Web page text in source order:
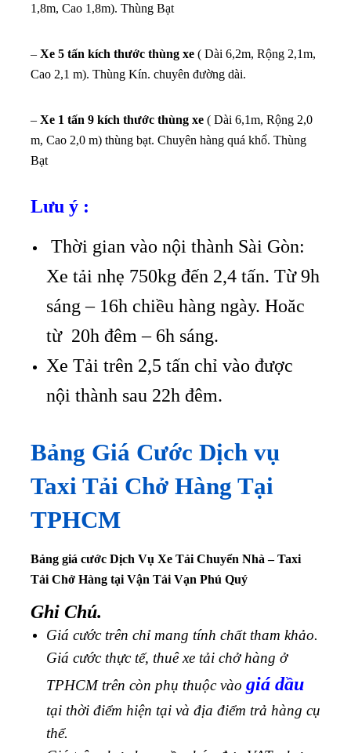
1,8m, Cao 1,8m). Thùng Bạt
– Xe 5 tấn kích thước thùng xe ( Dài 6,2m, Rộng 2,1m,
Cao 2,1 m). Thùng Kín. chuyên đường dài.
– Xe 1 tấn 9 kích thước thùng xe ( Dài 6,1m, Rộng 2,0
m, Cao 2,0 m) thùng bạt. Chuyên hàng quá khổ. Thùng
Bạt
Lưu ý :
Thời gian vào nội thành Sài Gòn:
Xe tải nhẹ 750kg đến 2,4 tấn. Từ 9h
sáng – 16h chiều hàng ngày. Hoăc
từ 20h đêm – 6h sáng.
Xe Tải trên 2,5 tấn chỉ vào được
nội thành sau 22h đêm.
Bảng Giá Cước Dịch vụ
Taxi Tải Chở Hàng Tại
TPHCM
Bảng giá cước Dịch Vụ Xe Tải Chuyển Nhà – Taxi
Tải Chở Hàng tại Vận Tải Vạn Phú Quý
Ghi Chú.
Giá cước trên chỉ mang tính chất tham khảo.
Giá cước thực tế, thuê xe tải chở hàng ở
TPHCM trên còn phụ thuộc vào giá dầu
tại thời điểm hiện tại và địa điểm trả hàng cụ
thể.